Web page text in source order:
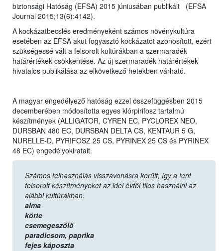
biztonsági Hatóság (EFSA) 2015 júniusában publikált (EFSA
Journal 2015;13(6):4142).
A kockázatbecslés eredményeként számos növénykultúra
esetében az EFSA akut fogyasztó kockázatot azonosított, ezért
szükségessé vált a felsorolt kultúrákban a szermaradék
határértékek csökkentése. Az új szermaradék határértékek
hivatalos publikálása az elkövetkező hetekben várható.
A magyar engedélyező hatóság ezzel összefüggésben 2015
decemberében módosította egyes klórpirifosz tartalmú
készítmények (ALLIGATOR, CYREN EC, PYCLOREX NEO,
DURSBAN 480 EC, DURSBAN DELTA CS, KENTAUR 5 G,
NURELLE-D, PYRIFOSZ 25 CS, PYRINEX 25 CS és PYRINEX
48 EC) engedélyokiratait.
Számos felhasználás visszavonásra került, így a fent
felsorolt készítményeket az idei évtől tilos használni az
alábbi kultúrákban.
alma
körte
csemegeszőlő
paradicsom, paprika
fejes káposzta